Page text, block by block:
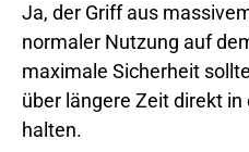
Ja, der Griff aus
normaler Nutzung auf
maximale Sicherheit
über längere Zeit direkt
halten.